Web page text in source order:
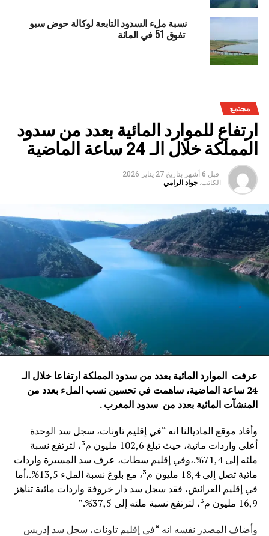
نسبة ملء السدود التابعة لوكالة حوض سبو
تفوق 51 في المائة
مجتمع
ارتفاع للموارد المائية بعدد من سدود
المملكة خلال الـ 24 ساعة الماضية
قبل 6 أشهر بتاريخ 27 يناير 2026
الكاتب: جواد الرامي
عرفت الموارد المائية بعدد من سدود المملكة ارتفاعا خلال الـ
24 ساعة الماضية، ساهمت في تحسين نسب الملء بعدد من
المنشآت المائية بعدد من سدود المغرب .
وأفاد موقع الماديالنا انه “في إقليم تاونات، سجل سد الوحدة
أعلى واردات مائية، حيث تبلغ 102,6 مليون م³، لترتفع نسبة
ملئه إلى 71,4%.،وفي إقليم سطات، عرف سد المسيرة واردات
مائية تصل إلى 18,4 مليون م³، مع بلوغ نسبة الملء 13,5%.،أما
في إقليم العرائش، فقد سجل سد دار خروفة واردات مائية تناهز
16,9 مليون م³، لترتفع نسبة ملئه إلى 37,5%.”
وأضاف المصدر نفسه انه “في إقليم تاونات، سجل سد إدريس